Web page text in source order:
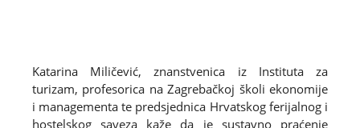
Katarina Miličević, znanstvenica iz Instituta za
turizam, profesorica na Zagrebačkoj školi ekonomije
i managementa te predsjednica Hrvatskog ferijalnog i
hostelskog saveza kaže da je sustavno praćenje